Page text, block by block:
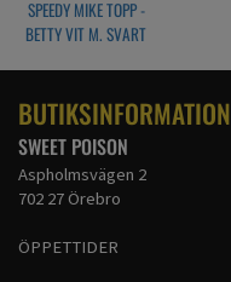
SPEEDY MIKE TOPP -
BETTY VIT M. SVART
BUTIKSINFORMATION
SWEET POISON
Aspholmsvägen 2
702 27 Örebro
ÖPPETTIDER